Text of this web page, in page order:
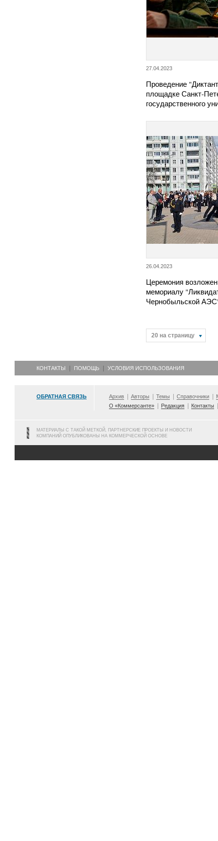
27.04.2023
Проведение
площадке Санкт-
государственного
26.04.2023
Церемония
мемориалу
Чернобыльской
20 на страницу
КОНТАКТЫ ПОМОЩЬ УСЛОВИЯ ИСПОЛЬЗОВАНИЯ
ОБРАТНАЯ СВЯЗЬ Архив Авторы Темы Справочники
О «Коммерсанте»
Редакция Контакты
МАТЕРИАЛЫ С ТАКОЙ МЕТКОЙ, ПАРТНЕРСКИЕ ПРОЕКТЫ И НОВОСТИ
КОМПАНИЙ ОПУБЛИКОВАНЫ НА КОММЕРЧЕСКОЙ ОСНОВЕ